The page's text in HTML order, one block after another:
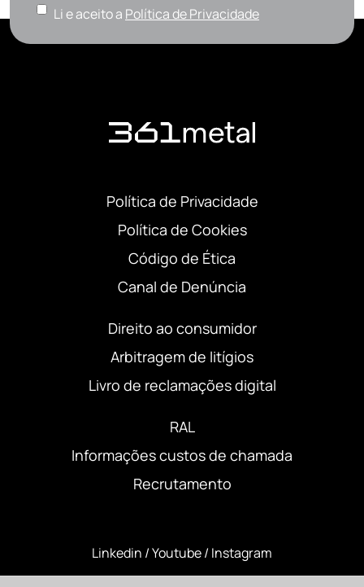
Li e aceito a Política de Privacidade
Política de Privacidade
Política de Cookies
Código de Ética
Canal de Denúncia
Direito ao consumidor
Arbitragem de litígios
Livro de reclamações digital
RAL
Informações custos de chamada
Recrutamento
Linkedin /Youtube/ Instagram